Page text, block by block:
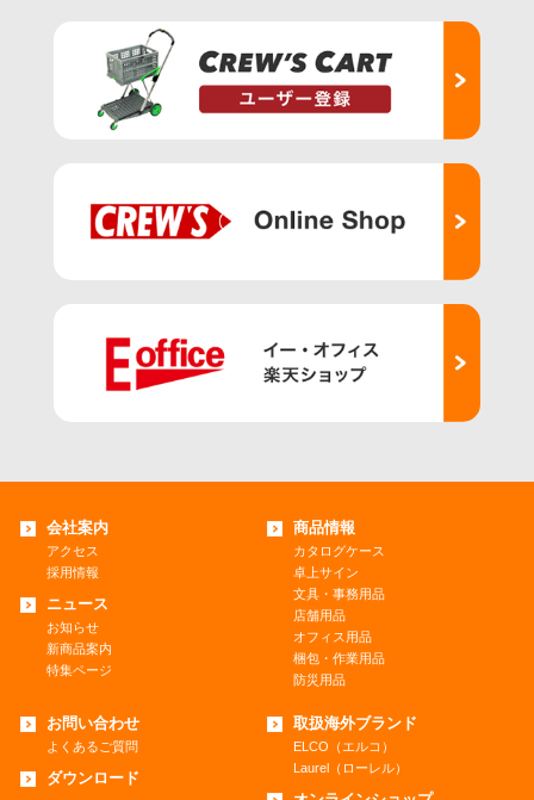
会社案内
アクセス
採用情報
ニュース
お知らせ
新商品案内
特集ページ
商品情報
カタログケース
卓上サイン
文具・事務用品
店舗用品
オフィス用品
梱包・作業用品
防災用品
お問い合わせ
よくあるご質問
ダウンロード
取扱海外ブランド
ELCO（エルコ）
Laurel（ローレル）